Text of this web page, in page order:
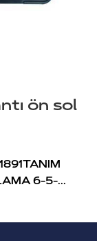
ön sol
6-5-...